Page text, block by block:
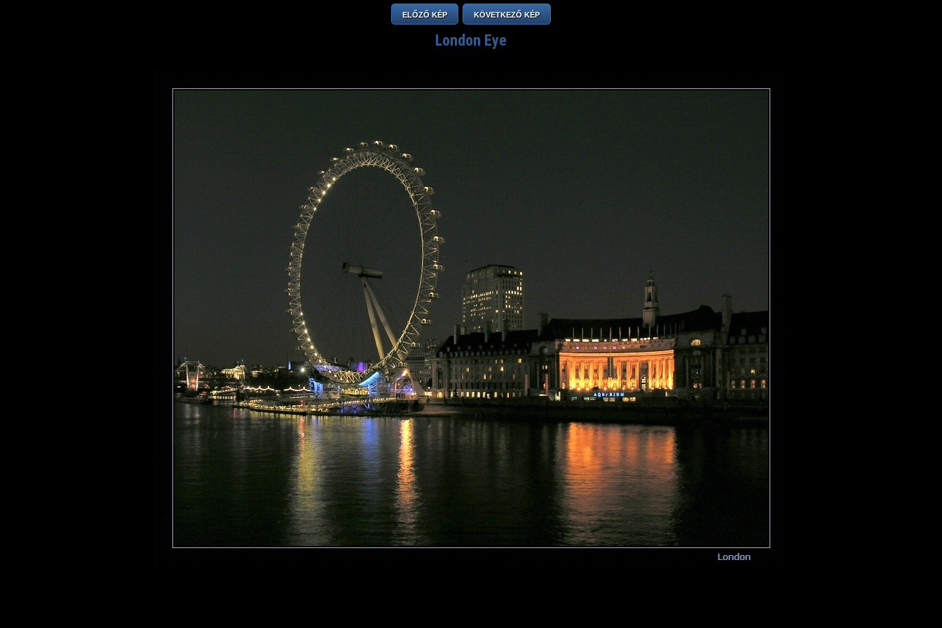
ELŐZŐ KÉP KÖVETKEZŐ KÉP
London Eye